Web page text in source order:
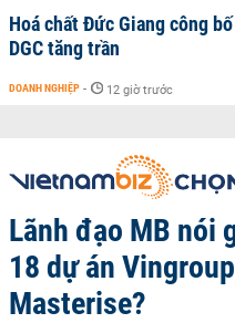
Hoá chất Đức Giang công
DGC tăng trần
DOANH NGHIỆP - 12 giờ trước
Lãnh đạo MB nói
18 dự án
Masterise?